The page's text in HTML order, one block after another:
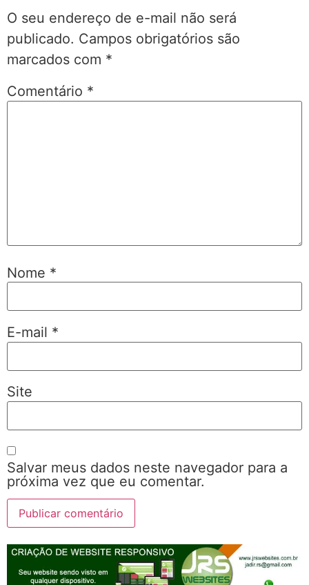
O seu endereço de e-mail não será
publicado. Campos obrigatórios são
marcados com *
Comentário *
Nome *
E-mail *
Site
Salvar meus dados neste navegador para a
próxima vez que eu comentar.